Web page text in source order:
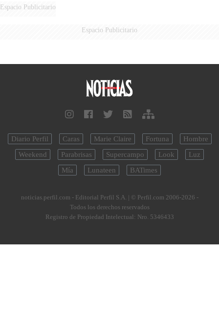
Espacio Publicitario
Espacio Publicitario
Diario Perfil Caras Marie Claire Fortuna
Hombre
Weekend
Parabrisas Supercampo Look
Luz
Mía
Lunateen BATimes
noticias.perfil.com - Editorial Perfil S.A. | © Perfil.com 2006-2026 -
Todos los derechos reservados
Registro de Propiedad Intelectual: Nro. 5346433